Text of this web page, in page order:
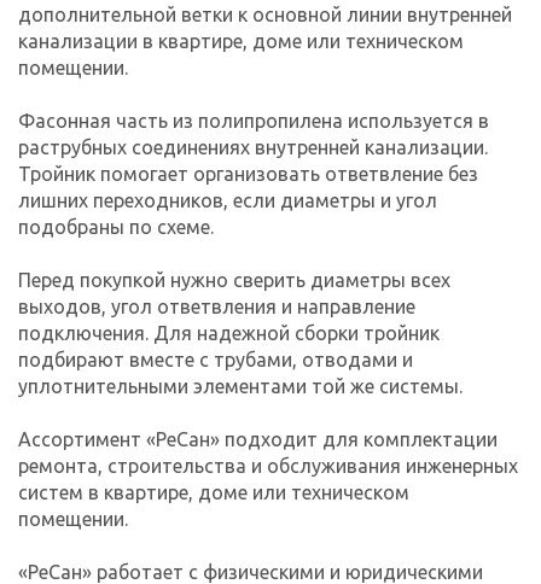
дополнительной ветки к основной линии внутренней
канализации в квартире, доме или техническом
помещении.
Фасонная часть из полипропилена используется в
раструбных соединениях внутренней канализации.
Тройник помогает организовать ответвление без
лишних переходников, если диаметры и угол
подобраны по схеме.
Перед покупкой нужно сверить диаметры всех
выходов, угол ответвления и направление
подключения. Для надежной сборки тройник
подбирают вместе с трубами, отводами и
уплотнительными элементами той же системы.
Ассортимент «РеСан» подходит для комплектации
ремонта, строительства и обслуживания инженерных
систем в квартире, доме или техническом
помещении.
«РеСан» работает с физическими и юридическими